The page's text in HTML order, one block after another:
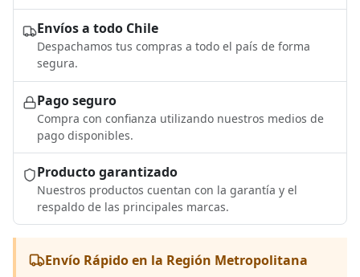
Envíos a todo Chile
Despachamos tus compras a todo el país de forma
segura.
Pago seguro
Compra con confianza utilizando nuestros medios de
pago disponibles.
Producto garantizado
Nuestros productos cuentan con la garantía y el
respaldo de las principales marcas.
Envío Rápido en la Región Metropolitana